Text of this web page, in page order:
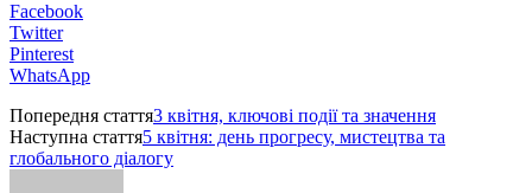
Facebook
Twitter
Pinterest
WhatsApp
Попередня стаття3 квітня, ключові події та значення
Наступна стаття5 квітня: день прогресу, мистецтва та
глобального діалогу